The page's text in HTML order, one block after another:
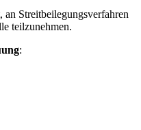
Streitbeilegungsverfahren
teilzunehmen.
: